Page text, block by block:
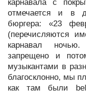
карнавала с
отмечается и в
бюргера: «23
(перечисляются
карнавал
запрещено и
музыкантами в
благосклонно, мы
как там были